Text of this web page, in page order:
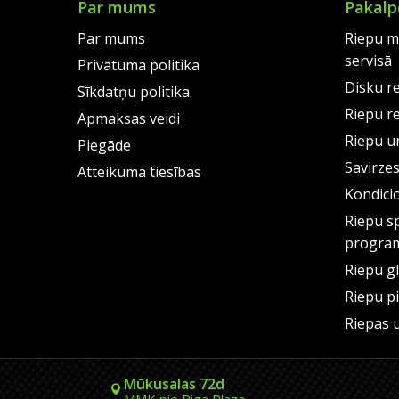
Par mums
Par mums
Privātuma politika
Sīkdatņu politika
Apmaksas veidi
Piegāde
Atteikuma tiesības
Riepu
servisā
Disku
Riepu
Riepu
Riepu
Riepu
Riepu
Riepas
Mūkusalas 72d